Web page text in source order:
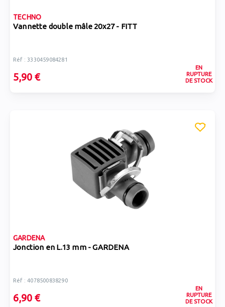
TECHNO
Vannette double mâle 20x27 - FITT
Réf : 3330459084281
5,90 €
EN
RUPTURE
DE STOCK
GARDENA
Jonction en L.13 mm - GARDENA
Réf : 4078500838290
6,90 €
EN
RUPTURE
DE STOCK